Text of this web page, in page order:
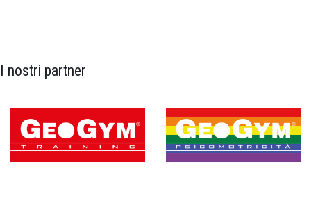
I nostri partner